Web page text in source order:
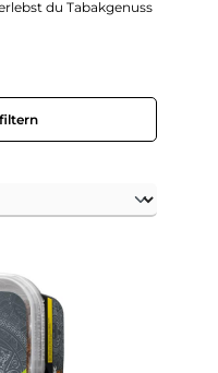
du Tabakgenuss